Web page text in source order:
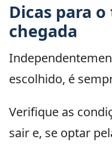
Dicas para
chegada
escolhido, é
Verifique as
sair e, se optar